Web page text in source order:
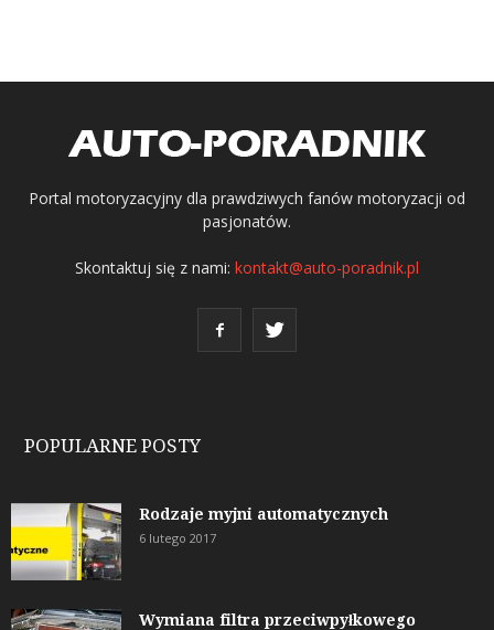
Portal motoryzacyjny dla prawdziwych fanów motoryzacji od
pasjonatów.
Skontaktuj się z nami: kontakt@auto-poradnik.pl
POPULARNE POSTY
Rodzaje myjni automatycznych
6 lutego 2017
Wymiana filtra przeciwpyłkowego